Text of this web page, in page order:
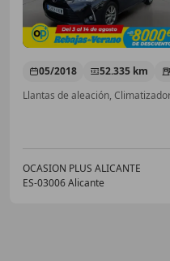
05/2018 52.335 km
OCASION PLUS ALICANTE
ES-03006 Alicante